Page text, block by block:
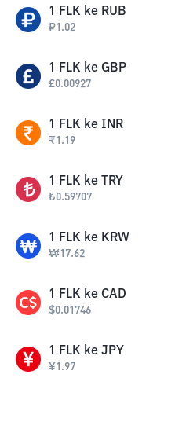
1 FLK ke RUB
₽1.02
1 FLK ke GBP
£0.00927
1 FLK ke INR
₹1.19
1 FLK ke TRY
₺0.59707
1 FLK ke KRW
₩17.62
1 FLK ke CAD
$0.01746
1 FLK ke JPY
¥1.97